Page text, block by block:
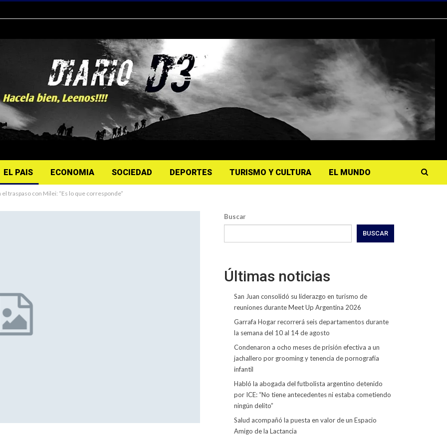
EL PAIS ECONOMIA SOCIEDAD DEPORTES TURISMO Y CULTURA EL MUNDO
traspaso con Milei: “Es lo que corresponde”
Buscar
BUSCAR
Últimas noticias
San Juan consolidó su liderazgo en turismo de
reuniones durante Meet Up Argentina 2026
Garrafa Hogar recorrerá seis departamentos durante
la semana del 10 al 14 de agosto
Condenaron a ocho meses de prisión efectiva a un
jachallero por grooming y tenencia de pornografía
infantil
Habló la abogada del futbolista argentino detenido
por ICE: “No tiene antecedentes ni estaba cometiendo
ningún delito”
Salud acompañó la puesta en valor de un Espacio
Amigo de la Lactancia